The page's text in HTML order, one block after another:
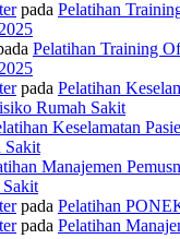
pada Pelatihan
Pelatihan Training
pada Pelatihan
Rumah Sakit
Keselamatan
Sakit
Manajemen
pada Pelatihan
pada Pelatihan